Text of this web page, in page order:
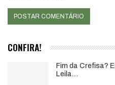
CONFIRA!
Fim da Crefisa?
Leila…